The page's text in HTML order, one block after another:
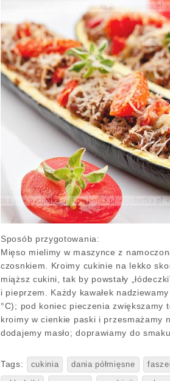
Sposób przygotowania:
Mięso mielimy w maszynce z
czosnkiem. Kroimy cukinie na lekko
miąższ cukini, tak by powstały
i pieprzem. Każdy kawałek
°C); pod koniec pieczenia zwiększamy
kroimy w cienkie paski i przesmażamy
dodajemy masło; doprawiamy do
Tags: cukinia dania półmięsne